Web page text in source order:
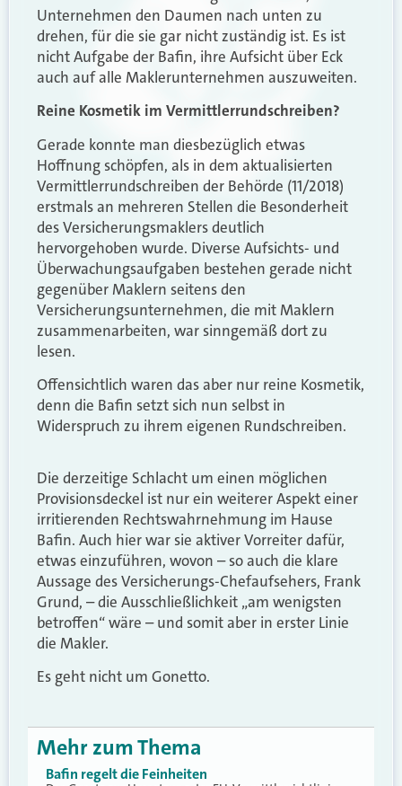
Unternehmen den Daumen nach unten zu
drehen, für die sie gar nicht zuständig ist. Es ist
nicht Aufgabe der Bafin, ihre Aufsicht über Eck
auch auf alle Maklerunternehmen auszuweiten.
Reine Kosmetik im Vermittlerrundschreiben?
Gerade konnte man diesbezüglich etwas
Hoffnung schöpfen, als in dem aktualisierten
Vermittlerrundschreiben der Behörde (11/2018)
erstmals an mehreren Stellen die Besonderheit
des Versicherungsmaklers deutlich
hervorgehoben wurde. Diverse Aufsichts- und
Überwachungsaufgaben bestehen gerade nicht
gegenüber Maklern seitens den
Versicherungsunternehmen, die mit Maklern
zusammenarbeiten, war sinngemäß dort zu
lesen.
Offensichtlich waren das aber nur reine Kosmetik,
denn die Bafin setzt sich nun selbst in
Widerspruch zu ihrem eigenen Rundschreiben.
Die derzeitige Schlacht um einen möglichen
Provisionsdeckel ist nur ein weiterer Aspekt einer
irritierenden Rechtswahrnehmung im Hause
Bafin. Auch hier war sie aktiver Vorreiter dafür,
etwas einzuführen, wovon – so auch die klare
Aussage des Versicherungs-Chefaufsehers, Frank
Grund, – die Ausschließlichkeit „am wenigsten
betroffen“ wäre – und somit aber in erster Linie
die Makler.
Es geht nicht um Gonetto.
Mehr zum Thema
Bafin regelt die Feinheiten